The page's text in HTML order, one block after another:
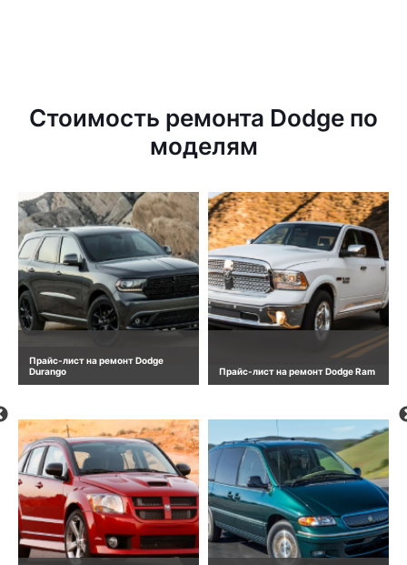
Стоимость ремонта Dodge по
моделям
Прайс-лист на ремонт Dodge
Durango
Прайс-лист на ремонт Dodge Ram